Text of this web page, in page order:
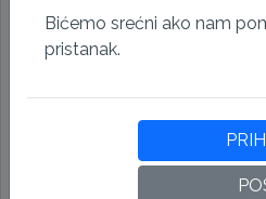
Kompanija
Adresa
Poštanski broj
Bićemo srećni ako nam
pristanak.